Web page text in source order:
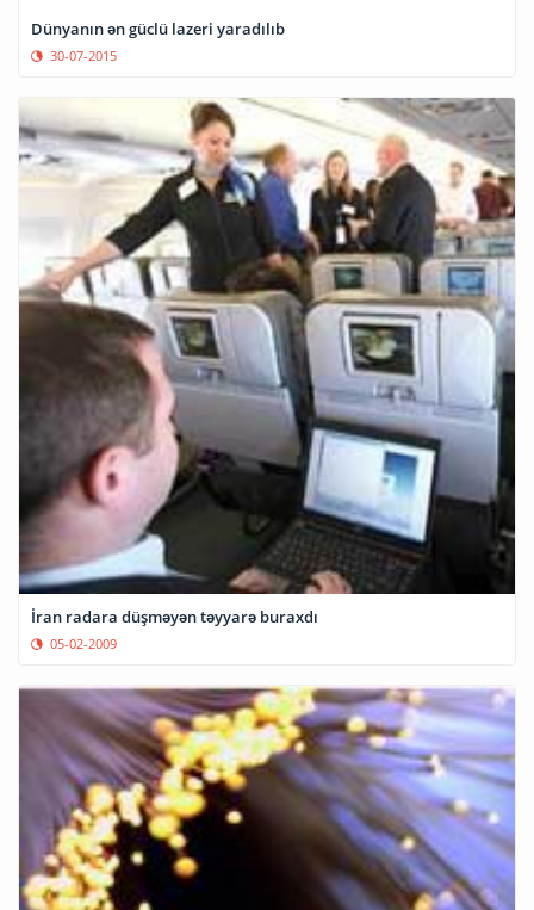
Dünyanın ən güclü lazeri yaradılıb
30-07-2015
İran radara düşməyən təyyarə buraxdı
05-02-2009